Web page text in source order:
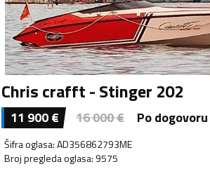
Chris crafft - Stinger 202
11 900€ 16 000€ Po dogovoru
Šifra oglasa:AD356862793ME
Broj pregleda oglasa: 9575